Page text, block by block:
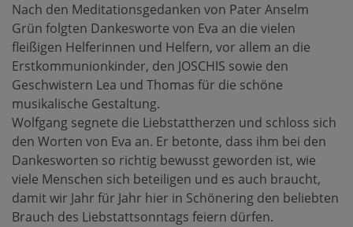
Nach den Meditationsgedanken von Pater Anselm
Grün folgten Dankesworte von Eva an die vielen
fleißigen Helferinnen und Helfern, vor allem an die
Erstkommunionkinder, den JOSCHIS sowie den
Geschwistern Lea und Thomas für die schöne
musikalische Gestaltung.
Wolfgang segnete die Liebstattherzen und schloss sich
den Worten von Eva an. Er betonte, dass ihm bei den
Dankesworten so richtig bewusst geworden ist, wie
viele Menschen sich beteiligen und es auch braucht,
damit wir Jahr für Jahr hier in Schönering den beliebten
Brauch des Liebstattsonntags feiern dürfen.